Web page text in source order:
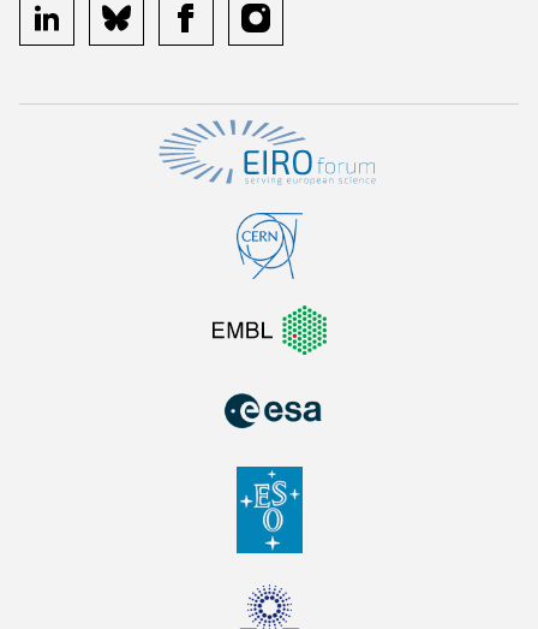
linkedin bluesky facebookinstagram